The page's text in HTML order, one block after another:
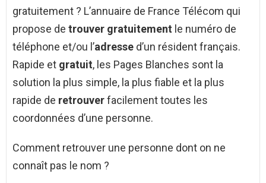
gratuitement ? L’annuaire de France Télécom qui
propose de trouver gratuitement le numéro de
téléphone et/ou l’adresse d’un résident français.
Rapide et gratuit, les Pages Blanches sont la
solution la plus simple, la plus fiable et la plus
rapide de retrouverfacilement toutes les
coordonnées d’une personne.
Comment retrouver une personne dont on ne
connaît pas le nom ?